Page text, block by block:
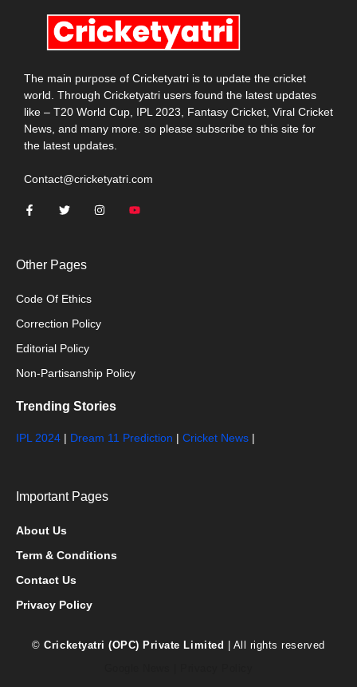
The main purpose of Cricketyatri is to update the cricket
world. Through Cricketyatri users found the latest updates
like – T20 World Cup, IPL 2023, Fantasy Cricket, Viral Cricket
News, and many more. so please subscribe to this site for
the latest updates.
Contact@cricketyatri.com
Other Pages
Code Of Ethics
Correction Policy
Editorial Policy
Non-Partisanship Policy
Trending Stories
IPL 2024 | Dream 11 Prediction | Cricket News |
Important Pages
About Us
Term & Conditions
Contact Us
Privacy Policy
©Cricketyatri (OPC) Private Limited
| All rights reserved